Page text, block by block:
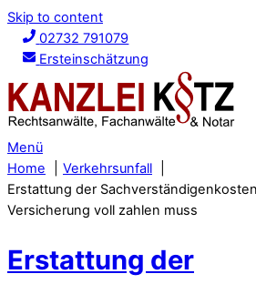
Skip to content
02732 791079
Ersteinschätzung
Menü
Home
Verkehrsunfall
Erstattung der
Versicherung voll zahlen muss
Erstattung der